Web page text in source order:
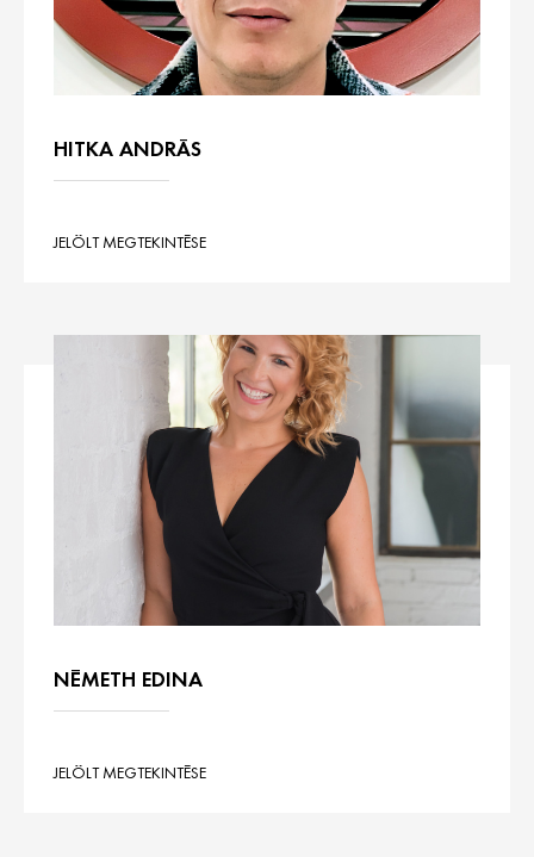
HITKA ANDRÁS
JELÖLT MEGTEKINTÉSE
NÉMETH EDINA
JELÖLT MEGTEKINTÉSE